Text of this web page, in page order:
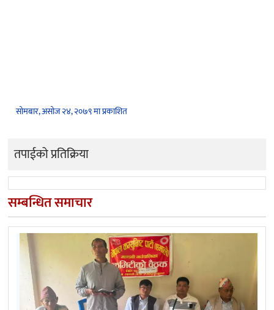
सोमबार, असोज २४, २०७९ मा प्रकाशित
तपाईको प्रतिक्रिया
सम्बन्धित समाचार